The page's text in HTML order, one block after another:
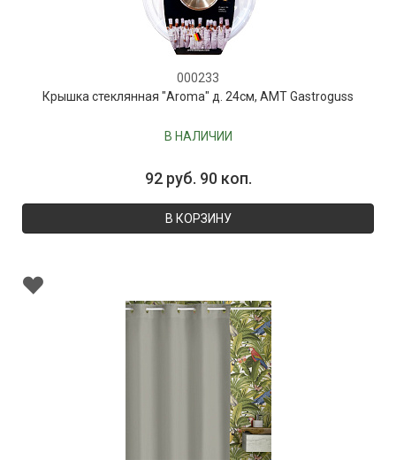
000233
Крышка стеклянная "Aroma" д. 24см, AMT Gastroguss
В НАЛИЧИИ
92 руб. 90 коп.
В КОРЗИНУ